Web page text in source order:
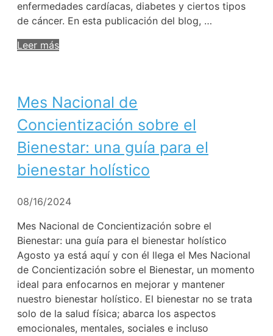
enfermedades cardíacas, diabetes y ciertos tipos
de cáncer. En esta publicación del blog, …
Leer más
Mes Nacional de
Concientización sobre el
Bienestar: una guía para el
bienestar holístico
08/16/2024
Mes Nacional de Concientización sobre el
Bienestar: una guía para el bienestar holístico
Agosto ya está aquí y con él llega el Mes Nacional
de Concientización sobre el Bienestar, un momento
ideal para enfocarnos en mejorar y mantener
nuestro bienestar holístico. El bienestar no se trata
solo de la salud física; abarca los aspectos
emocionales, mentales, sociales e incluso